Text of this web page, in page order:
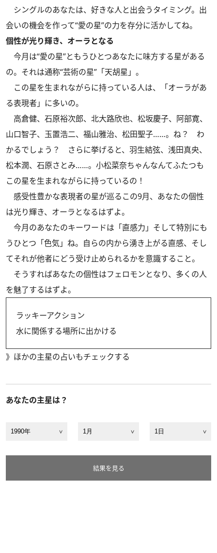
シングルのあなたは、好きな人と出会うタイミング。出
会いの機会を作って“愛の星”の力を存分に活かしてね。
個性が光り輝き、オーラとなる
今月は“愛の星”ともうひとつあなたに味方する星がある
の。それは通称“芸術の星”「天胡星」。
この星を生まれながらに持っている人は、「オーラがあ
る表現者」に多いの。
高倉健、石原裕次郎、北大路欣也、松坂慶子、阿部寛、
山口智子、玉置浩二、福山雅治、松田聖子……。ね？ わ
かるでしょう？ さらに挙げると、羽生結弦、浅田真央、
松本潤、石原さとみ……。小松菜奈ちゃんなんてふたつも
この星を生まれながらに持っているの！
感受性豊かな表現者の星が巡るこの9月、あなたの個性
は光り輝き、オーラとなるはずよ。
今月のあなたのキーワードは「直感力」そして特別にも
うひとつ「色気」ね。自らの内から湧き上がる直感、そし
てそれが他者にどう受け止められるかを意識すること。
そうすればあなたの個性はフェロモンとなり、多くの人
を魅了するはずよ。
ラッキーアクション
水に関係する場所に出かける
》 ほかの主星の占いもチェックする
あなたの主星は？
結果を見る